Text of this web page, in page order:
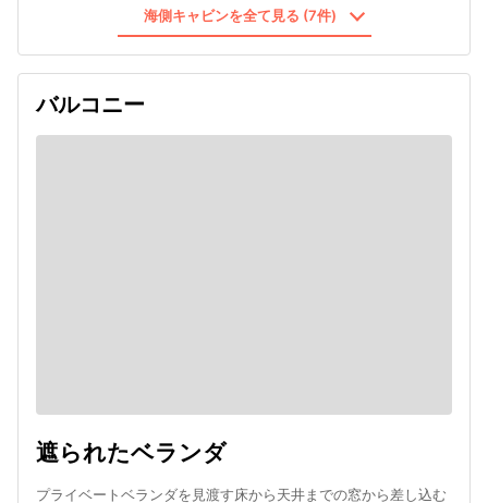
海側キャビンを全て見る (7件)
バルコニー
遮られたベランダ
プライベートベランダを見渡す床から天井までの窓から差し込む